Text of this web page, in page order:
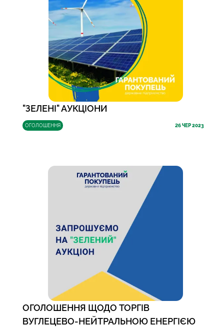
ОГОЛОШЕННЯ 26ЧЕР 2023
"ЗЕЛЕНІ" АУКЦІОНИ
ОГОЛОШЕННЯ ЩОДО ТОРГІВ
ВУГЛЕЦЕВО-НЕЙТРАЛЬНОЮ ЕНЕРГІЄЮ